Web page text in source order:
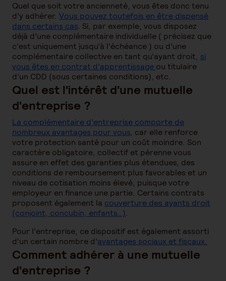
Quel que soit votre ancienneté, vous êtes donc tenu
d’y adhérer. Vous pouvez toutefois en être dispensé
dans certains cas. Si, par exemple, vous disposez
déjà d’une complémentaire individuelle ( précisez que
c’est uniquement jusqu’à l’échéance ) ou d’une
complémentaire collective en tant qu’ayant droit, si
vous êtes en contrat d’apprentissage ou titulaire
d’un CDD (sous certaines conditions), etc.
Quel est l'intérêt d'une mutuelle
d'entreprise ?
La complémentaire d’entreprise comporte de
nombreux avantages pour vous, car elle renforce
votre protection santé pour un coût moindre. Son
caractère obligatoire, collectif et pérenne vous
assure en effet des garanties plus étendues, des
conditions de remboursement plus favorables et un
niveau de cotisation moins élevé, puisque votre
employeur en finance une partie. Certains contrats
proposent également la couverture des ayants droit
(conjoint, concubin, enfants…).
Pour l’entreprise, ce dispositif est également assorti
d’un certain nombre d’avantages sociaux et fiscaux.
Comment adhérer à une mutuelle
d'entreprise ?